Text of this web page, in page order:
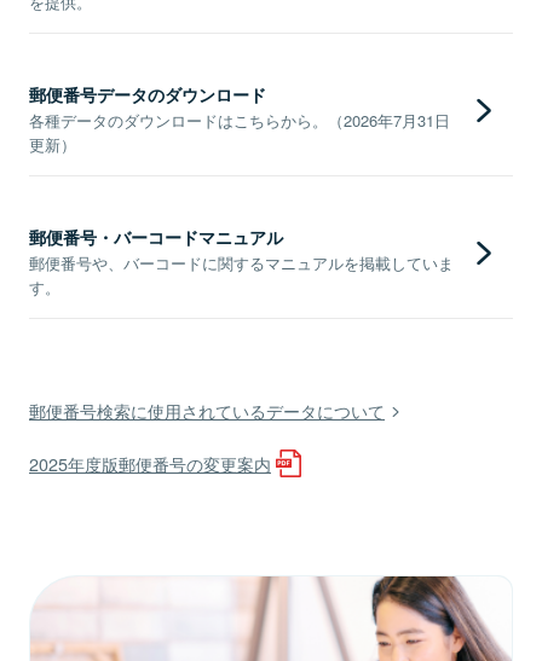
郵便番号データのダウンロード
各種データのダウンロードはこちらから。（2026年7月31日
更新）
郵便番号・バーコードマニュアル
郵便番号や、バーコードに関するマニュアルを掲載していま
す。
郵便番号検索に使用されているデータについて
2025年度版郵便番号の変更案内